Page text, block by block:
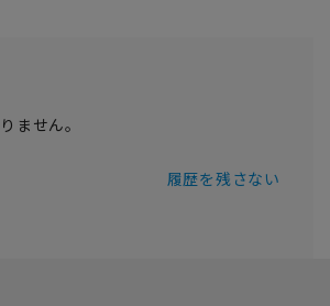
ません。
履歴を残さない